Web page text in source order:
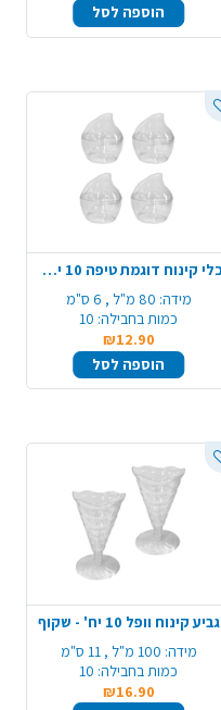
הוספה לסל
כלי קינוח דוגמת טיפה 10 יח' -שקוף
מידה: 80 מ"ל , 6 ס"מ
כמות בחבילה: 10
₪12.90
הוספה לסל
גביע קינוח וופל 10 יח' - שקוף
מידה: 100 מ"ל , 11 ס"מ
כמות בחבילה: 10
₪16.90